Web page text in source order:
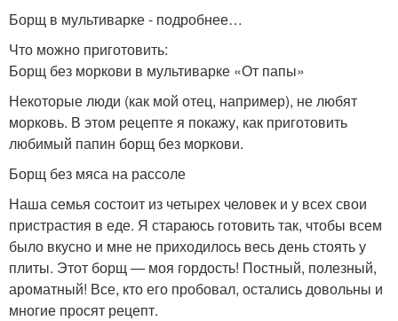
Борщ в мультиварке - подробнее…
Что можно приготовить:
Борщ без моркови в мультиварке «От папы»
Некоторые люди (как мой отец, например), не любят
морковь. В этом рецепте я покажу, как приготовить
любимый папин борщ без моркови.
Борщ без мяса на рассоле
Наша семья состоит из четырех человек и у всех свои
пристрастия в еде. Я стараюсь готовить так, чтобы всем
было вкусно и мне не приходилось весь день стоять у
плиты. Этот борщ — моя гордость! Постный, полезный,
ароматный! Все, кто его пробовал, остались довольны и
многие просят рецепт.